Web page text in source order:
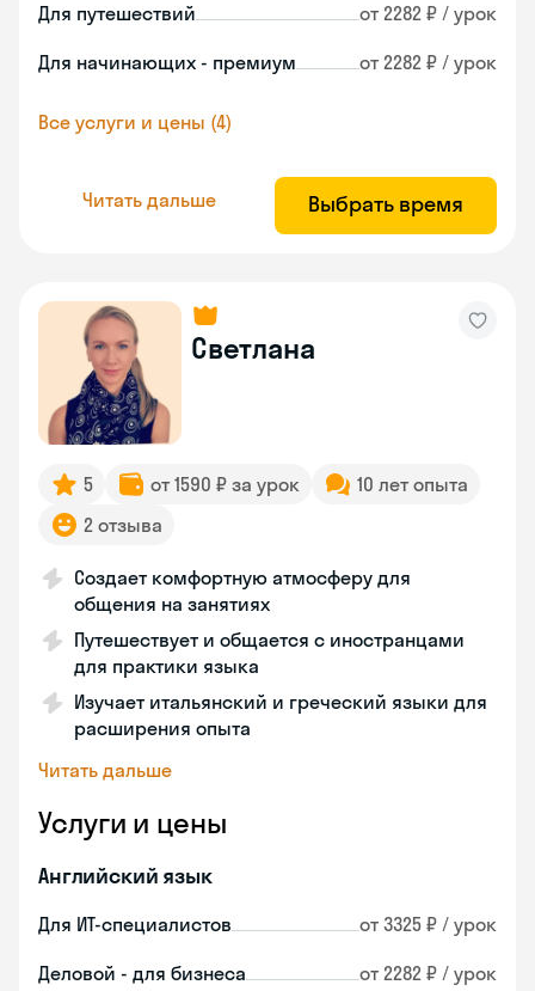
Для путешествий от 2282 ₽ / урок
Для начинающих - премиум от 2282 ₽ / урок
Все услуги и цены (4)
Читать дальше Выбрать время
Светлана
5 от 1590 ₽ за урок
10 лет опыта
2 отзыва
Создает комфортную атмосферу для
общения на занятиях
Путешествует и общается с иностранцами
для практики языка
Изучает итальянский и греческий языки для
расширения опыта
Читать дальше
Услуги и цены
Английский язык
Для ИТ-специалистов от 3325 ₽ / урок
Деловой - для бизнеса от 2282 ₽ / урок